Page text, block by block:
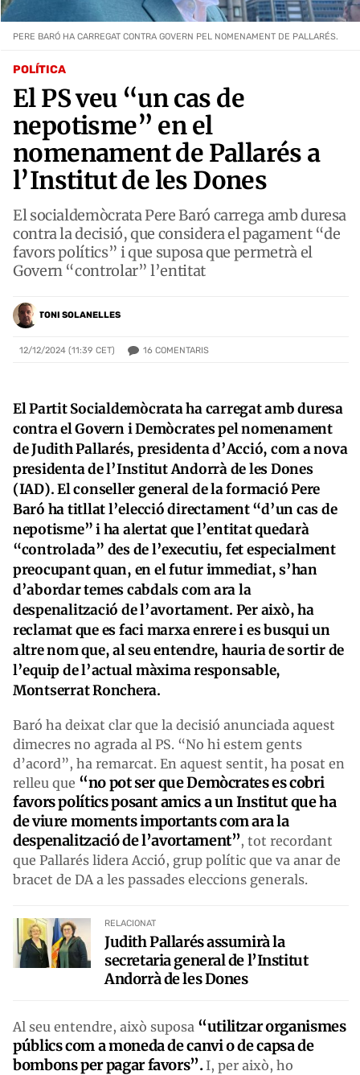
POLÍTICA
El PS veu “un cas de
nepotisme” en el
nomenament de Pallarés a
l’Institut de les Dones
El socialdemòcrata Pere Baró carrega amb duresa
contra la decisió, que considera el pagament “de
favors polítics” i que suposa que permetrà el
Govern “controlar” l’entitat
TONI SOLANELLES
12/12/2024 (11:39 CET) 16 COMENTARIS
PERE BARÓ HA CARREGAT CONTRA GOVERN PEL NOMENAMENT DE PALLARÉS.
El Partit Socialdemòcrata ha carregat amb duresa
contra el Govern i Demòcrates pel nomenament
de Judith Pallarés, presidenta d’Acció, com a nova
presidenta de l’Institut Andorrà de les Dones
(IAD). El conseller general de la formació Pere
Baró ha titllat l’elecció directament “d’un cas de
nepotisme” i ha alertat que l’entitat quedarà
“controlada” des de l’executiu, fet especialment
preocupant quan, en el futur immediat, s’han
d’abordar temes cabdals com ara la
despenalització de l’avortament. Per això, ha
reclamat que es faci marxa enrere i es busqui un
altre nom que, al seu entendre, hauria de sortir de
l’equip de l’actual màxima responsable,
Montserrat Ronchera.
Baró ha deixat clar que la decisió anunciada aquest
dimecres no agrada al PS. “No hi estem gents
d’acord”, ha remarcat. En aquest sentit, ha posat en
relleu que “no pot ser que Demòcrates es cobri
favors polítics posant amics a un Institut que ha
de viure moments importants com ara la
despenalització de l’avortament”, tot recordant
que Pallarés lidera Acció, grup polític que va anar de
bracet de DA a les passades eleccions generals.
RELACIONAT
Judith Pallarés assumirà la
secretaria general de l’Institut
Andorrà de les Dones
Al seu entendre, això suposa “utilitzar organismes
públics com a moneda de canvi o decapsade
bombons per pagar favors”. I, per això, ho